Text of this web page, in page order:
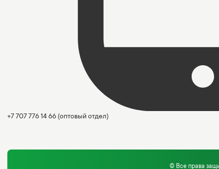
+7 707 776 14 66 (оптовый отдел)
© Все права